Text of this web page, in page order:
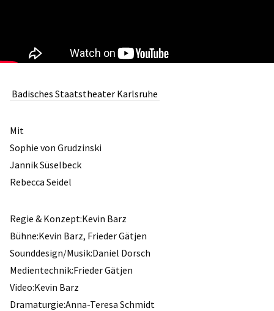
Badisches Staatstheater Karlsruhe
Mit
Sophie von Grudzinski
Jannik Süselbeck
Rebecca Seidel
Regie & Konzept:Kevin Barz
Bühne:Kevin Barz, Frieder Gätjen
Sounddesign/Musik:Daniel Dorsch
Medientechnik:Frieder Gätjen
Video:Kevin Barz
Dramaturgie:Anna-Teresa Schmidt